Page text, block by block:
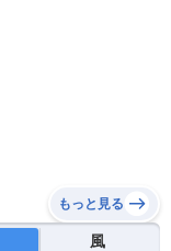
もっと見る
風